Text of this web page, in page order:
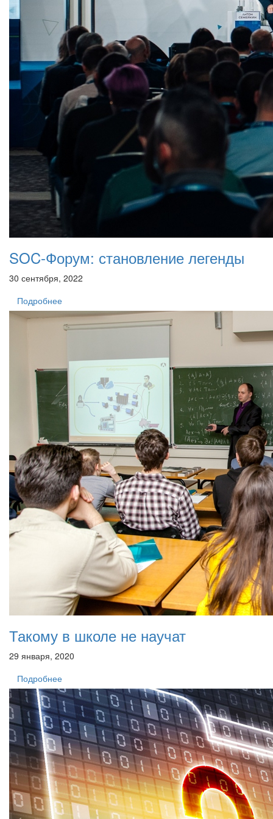
SOC-Форум: становление легенды
30 сентября, 2022
Подробнее
Такому в школе не научат
29 января, 2020
Подробнее